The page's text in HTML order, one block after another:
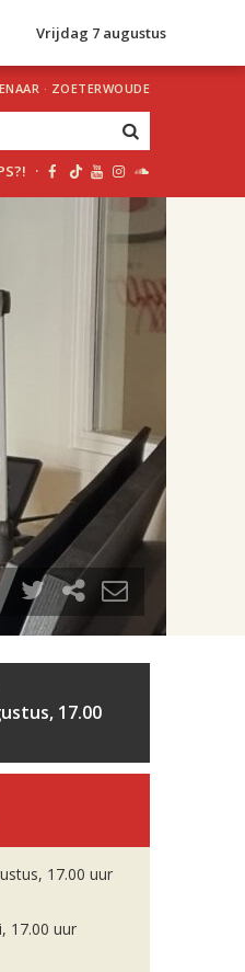
Vrijdag 7 augustus
· ZOETERWOUDE
·
uur 1 van 2
Volgend uur
17.00
17.00 uur
17.00 uur